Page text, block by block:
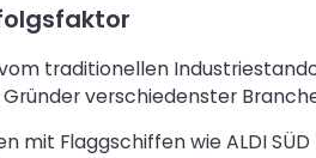
traditionellen
verschiedenster
mit Flaggschiffen wie ALDI SÜD